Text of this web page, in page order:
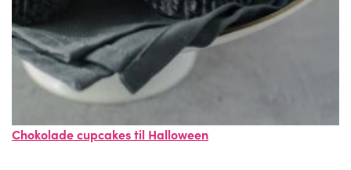
Chokolade cupcakes til Halloween